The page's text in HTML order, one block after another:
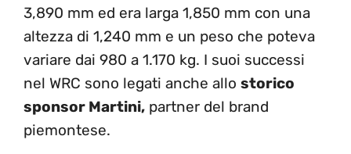
3,890 mm ed era larga 1,850 mm con una
altezza di 1,240 mm e un peso che poteva
variare dai 980 a 1.170 kg. I suoi successi
nel WRC sono legati anche allo storico
sponsor Martini, partner del brand
piemontese.